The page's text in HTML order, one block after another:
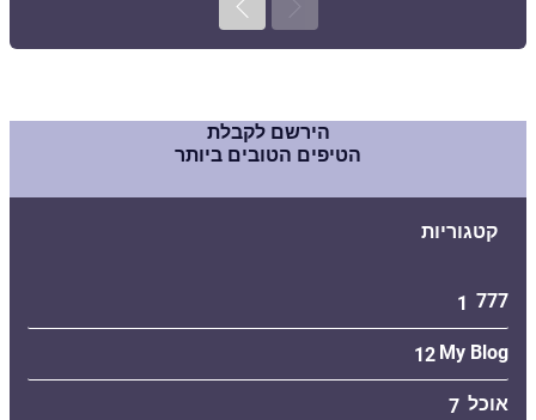
Previous
Next
הירשם לקבלת
הטיפים הטובים ביותר
קטגוריות
777
1
My Blog
12
אוכל 7